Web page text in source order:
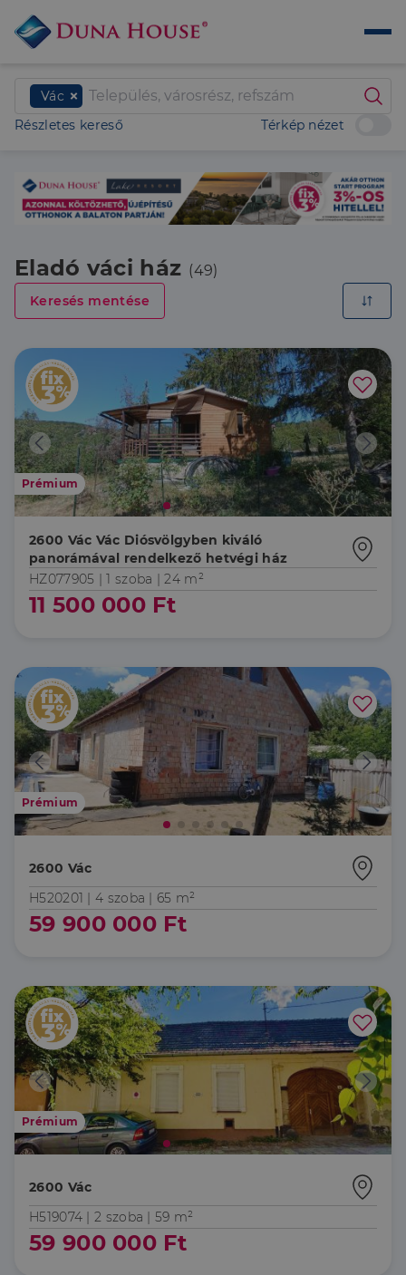
Vác
Részletes kereső
Térkép nézet
Eladó váci ház (49)
Keresés mentése
Prémium
2600 Vác Vác Diósvölgyben kiváló
panorámával rendelkező hetvégi ház
HZ077905 |1 szoba | 24 m²
11 500 000 Ft
Prémium
2600 Vác
H520201 |4 szoba | 65 m²
59 900 000 Ft
Prémium
2600 Vác
H519074 | 2 szoba | 59 m²
59 900 000 Ft